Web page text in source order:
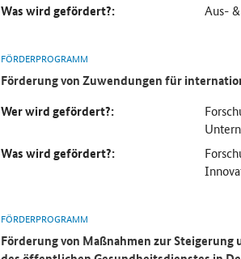
Was wird gefördert?: Aus-
FÖRDERPROGRAMM
Förderung von Zuwendungen für
Wer wird gefördert?:
Was wird gefördert?:
FÖRDERPROGRAMM
Förderung von Maßnahmen zur